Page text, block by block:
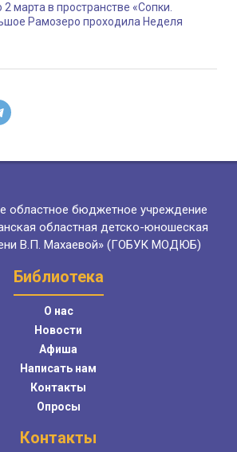
марта в пространстве «Сопки.
Рамозеро проходила Неделя
областное бюджетное учреждение
областная детско-юношеская
В.П. Махаевой» (ГОБУК МОДЮБ)
Библиотека
О нас
Новости
Афиша
Написать нам
Контакты
Опросы
Контакты